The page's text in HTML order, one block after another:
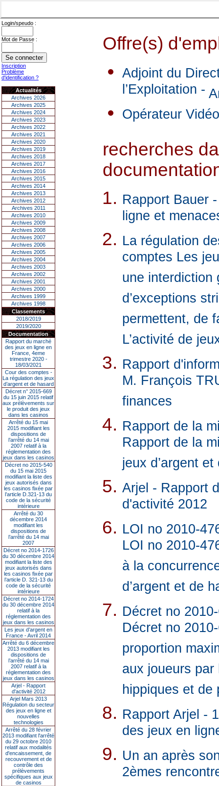
Login/speudo :
Mot de Passe :
Inscription
Problème
d'identification ?
Actualités
Archives 2026
Archives 2025
Archives 2024
Archives 2023
Archives 2022
Archives 2021
Archives 2020
Archives 2019
Archives 2018
Archives 2017
Archives 2016
Archives 2015
Archives 2014
Archives 2013
Archives 2012
Archives 2011
Archives 2010
Archives 2009
Archives 2008
Archives 2007
Archives 2006
Archives 2005
Archives 2004
Archives 2003
Archives 2002
Archives 2001
Archives 2000
Archives 1999
Archives 1998
Classements
2018/2019
2019/2020
Documentation
Rapport du marché
des jeux en ligne en
France, 4eme
trimestre 2020 -
18/03/2021
Cour des comptes -
La régulation des jeux
d’argent et de hasard
Décret n° 2015-669
du 15 juin 2015 relatif
aux prélèvements sur
le produit des jeux
dans les casinos
Arrêté du 15 mai
2015 modifiant les
dispositions de
l’arrêté du 14 mai
2007 relatif à la
réglementation des
jeux dans les casinos
Décret no 2015-540
du 15 mai 2015
modifiant la liste des
jeux autorisés dans
les casinos fixée par
l’article D.321-13 du
code de la sécurité
intérieure
Arrêté du 30
décembre 2014
modifiant les
dispositions de
l’arrêté du 14 mai
2007
Décret no 2014-1726
du 30 décembre 2014
modifiant la liste des
jeux autorisés dans
les casinos fixée par
l’article D. 321-13 du
code de la sécurité
intérieure
Décret no 2014-1724
du 30 décembre 2014
relatif à la
réglementation des
jeux dans les casinos
Les jeux d’argent en
France - Avril 2014
Arrêté du 6 décembre
2013 modifiant les
dispositions de
l’arrêté du 14 mai
2007 relatif à la
réglementation des
jeux dans les casinos
Arjel - Rapport
d'activité 2012
Arjel Mars 2013
Régulation du secteur
des jeux en ligne et
nouvelles
technologies
Arrêté du 28 février
2013 modifiant l'arrêté
du 29 octobre 2010
relatif aux modalités
d'encaissement, de
recouvrement et de
contrôle des
prélèvements
spécifiques aux jeux
de casinos
Offre(s)
Adjoint du
l’Exploitation -
Opérateur
recherches
Rapport Bauer
ligne et
La régulation
comptes Les
une interdiction
d’exceptions
permettent, de
L’activité de
Rapport
M. François
finances
Rapport de la
Rapport de la
jeux d’argent
Arjel - Rapport
d'activité 2012
LOI no 2010-
LOI no 2010-
à la
d’argent et de
Décret no
Décret no
proportion
aux joueurs
hippiques et
Rapport Arjel -
des jeux en
Un an après
2èmes